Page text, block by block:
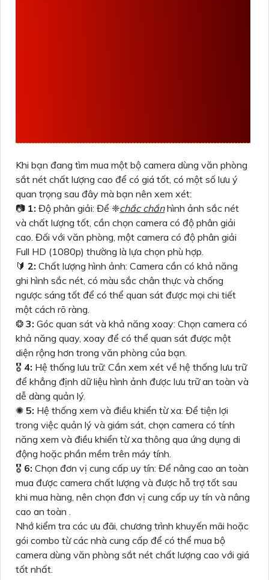
Khi bạn đang tìm mua một bộ camera dùng văn phòng
sắt nét chất lượng cao để có giá tốt, có một số lưu ý
quan trọng sau đây mà bạn nên xem xét:
📷 1: Độ phân giải: Để ❈chắc chắnhình ảnh sắc nét
và chất lượng tốt, cần chọn camera có độ phân giải
cao. Đối với văn phòng, một camera có độ phân giải
Full HD (1080p) thường là lựa chọn phù hợp.
🔰 2: Chất lượng hình ảnh: Camera cần có khả năng
ghi hình sắc nét, có màu sắc chân thực và chống
ngược sáng tốt để có thể quan sát được mọi chi tiết
một cách rõ ràng.
❂ 3: Góc quan sát và khả năng xoay: Chọn camera có
khả năng quay, xoay để có thể quan sát được một
diện rộng hơn trong văn phòng của bạn.
🎖️ 4: Hệ thống lưu trữ: Cần xem xét về hệ thống lưu trữ
để khẳng định dữ liệu hình ảnh được lưu trữ an toàn và
dễ dàng quản lý.
✺ 5: Hệ thống xem và điều khiển từ xa: Để tiện lợi
trong việc quản lý và giám sát, chọn camera có tính
năng xem và điều khiển từ xa thông qua ứng dụng di
động hoặc phần mềm trên máy tính.
🎖️ 6: Chọn đơn vị cung cấp uy tín: Để nâng cao an toàn
mua được camera chất lượng và được hỗ trợ tốt sau
khi mua hàng, nên chọn đơn vị cung cấp uy tín và nâng
cao an toàn .
Nhớ kiểm tra các ưu đãi, chương trình khuyến mãi hoặc
gói combo từ các nhà cung cấp để có thể mua bộ
camera dùng văn phòng sắt nét chất lượng cao với giá
tốt nhất.